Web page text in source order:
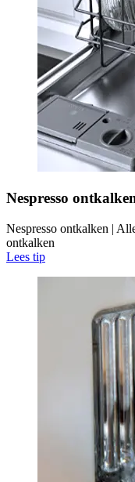
Nespresso
Nespresso ontkalken |
ontkalken
Lees tip